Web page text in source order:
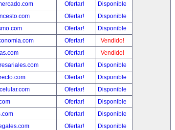
Ofertar!
Disponible
Ofertar!
Disponible
Ofertar!
Disponible
Ofertar!
Vendido!
Ofertar!
Vendido!
Ofertar!
Disponible
Ofertar!
Disponible
Ofertar!
Disponible
Ofertar!
Disponible
Ofertar!
Disponible
Ofertar!
Disponible